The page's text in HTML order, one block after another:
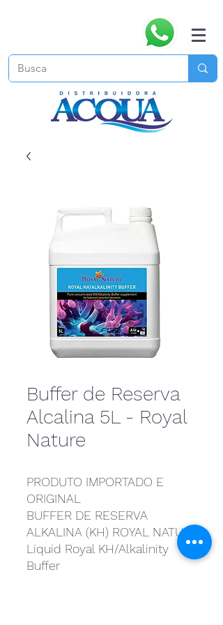
Buffer de Reserva
Alcalina 5L - Royal
Nature
PRODUTO IMPORTADO E
ORIGINAL
BUFFER DE RESERVA
ALKALINA (KH) ROYAL NATURE
Liquid Royal KH/Alkalinity
Buffer